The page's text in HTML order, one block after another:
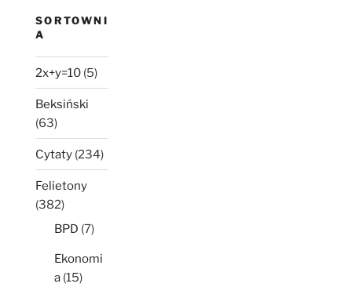
SORTOWNI
A
2x+y=10 (5)
Beksiński
(63)
Cytaty (234)
Felietony
(382)
BPD (7)
Ekonomi
a (15)